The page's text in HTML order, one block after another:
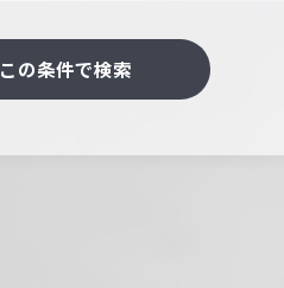
この条件で検索